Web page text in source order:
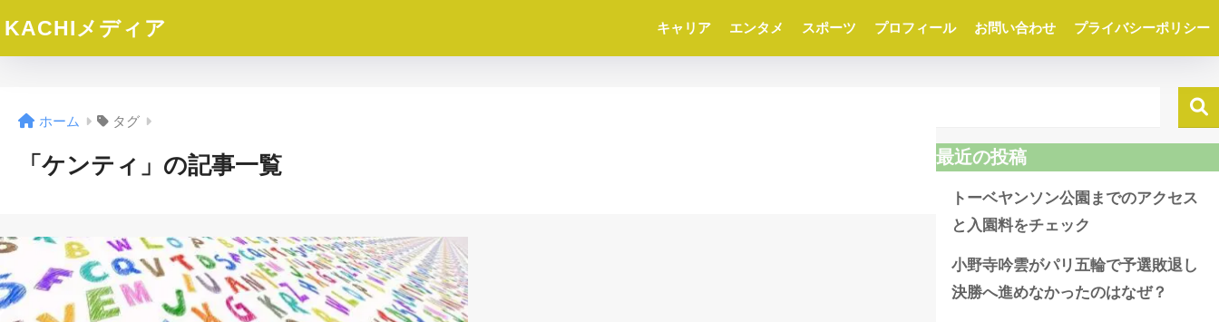
KACHIメディア キャリア エンタメ スポーツ プロフィール お問い合わせ プライバシーポリシー
ホーム タグ
「ケンティ」の記事一覧 最近の投稿
トーベヤンソン公園までのアクセス
と入園料をチェック
小野寺吟雲がパリ五輪で予選敗退し
決勝へ進めなかったのはなぜ？